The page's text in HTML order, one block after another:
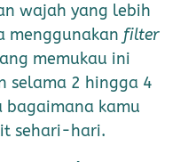
wajah yang lebih
menggunakan filter
memukau ini
selama 2 hingga 4
kamu
sehari-hari.